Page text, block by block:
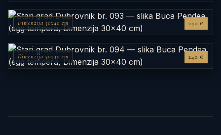
Dimenzija 30x40 cm 240 €
Dimenzija 30x40 cm 240 €